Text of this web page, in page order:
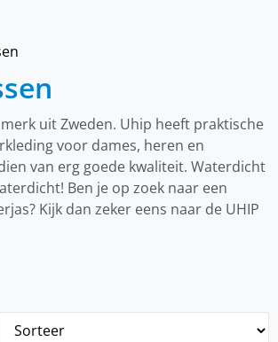
uit Zweden. Uhip heeft praktische
voor dames, heren en
van erg goede kwaliteit. Waterdicht
Ben je op zoek naar een
Kijk dan zeker eens naar de UHIP